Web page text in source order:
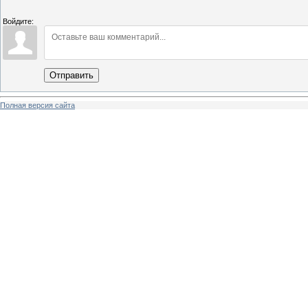
Войдите:
Отправить
Полная версия сайта